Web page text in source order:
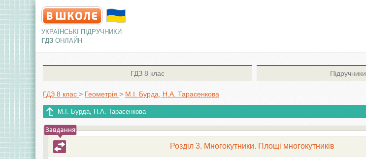
УКРАЇНСЬКІ ПІДРУЧНИКИ
ГДЗ ОНЛАЙН
ГДЗ 8 клас Підручники
ГДЗ 8 клас > Геометрія > М.І. Бурда, Н.А. Тарасенкова
М.І. Бурда, Н.А. Тарасенкова
Розділ 3. Многокутники. Площі многокутників